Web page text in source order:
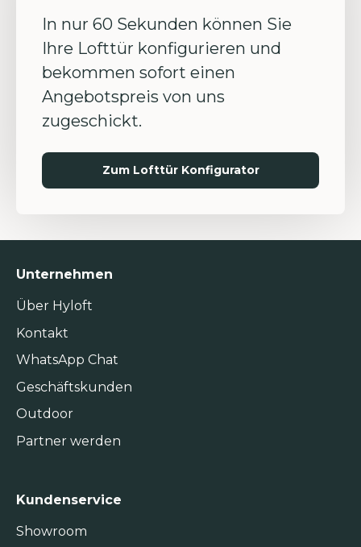
In nur 60 Sekunden können Sie
Ihre Lofttür konfigurieren und
bekommen sofort einen
Angebotspreis von uns
zugeschickt.
Zum Lofttür Konfigurator
Unternehmen
Über Hyloft
Kontakt
WhatsApp Chat
Geschäftskunden
Outdoor
Partner werden
Kundenservice
Showroom